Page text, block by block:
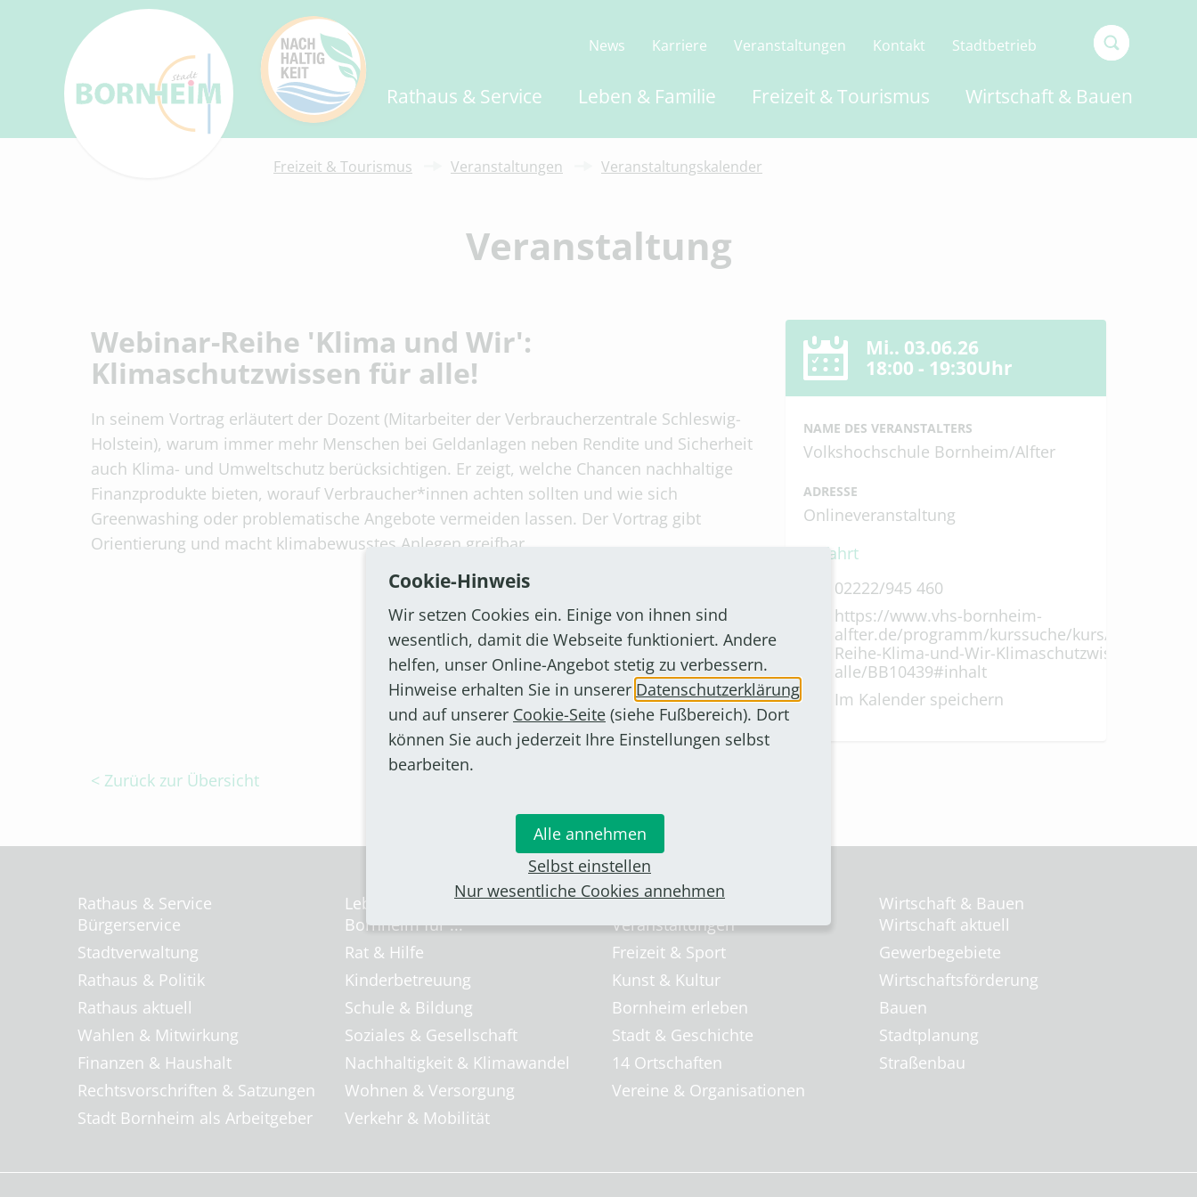
Rathaus & Service Leben & Familie Freizeit & Tourismus Wirtschaft & Bauen
News Karriere Veranstaltungen Kontakt
Stadtbetrieb
more
for
Freizeit & Tourismus Veranstaltungen Veranstaltungskalender
Veranstaltung
Webinar-Reihe 'Klima und Wir':
Klimaschutzwissen für alle!
In seinem Vortrag erläutert der Dozent (Mitarbeiter der Verbraucherzentrale Schleswig-
Holstein), warum immer mehr Menschen bei Geldanlagen neben Rendite und Sicherheit
auch Klima- und Umweltschutz berücksichtigen. Er zeigt, welche Chancen nachhaltige
Finanzprodukte bieten, worauf Verbraucher*innen achten sollten und wie sich
Greenwashing oder problematische Angebote vermeiden lassen. Der Vortrag gibt
Orientierung und macht klimabewusstes Anlegen greifbar.
Mi.. 03.06.26
18:00 - 19:30Uhr
NAME DES VERANSTALTERS
Volkshochschule Bornheim/Alfter
ADRESSE
Onlineveranstaltung
Anfahrt
02222/945 460
https://www.vhs-bornheim-
alfter.de/programm/kurssuche/kurs/Webinar-
Reihe-Klima-und-Wir-Klimaschutzwissen-fuer-
alle/BB10439#inhalt
Im Kalender speichern
< Zurück zur Übersicht
Rathaus & Service
Bürgerservice
Stadtverwaltung
Rathaus & Politik
Rathaus aktuell
Wahlen & Mitwirkung
Finanzen & Haushalt
Rechtsvorschriften & Satzungen
Stadt Bornheim als Arbeitgeber
Leben & Familie
Bornheim für ...
Rat & Hilfe
Kinderbetreuung
Schule & Bildung
Soziales & Gesellschaft
Nachhaltigkeit & Klimawandel
Wohnen & Versorgung
Verkehr & Mobilität
Freizeit & Tourismus
Veranstaltungen
Freizeit & Sport
Kunst & Kultur
Bornheim erleben
Stadt & Geschichte
14 Ortschaften
Vereine & Organisationen
Wirtschaft & Bauen
Wirtschaft aktuell
Gewerbegebiete
Wirtschaftsförderung
Bauen
Stadtplanung
Straßenbau
Cookie-Hinweis
Wir setzen Cookies ein. Einige von ihnen sind
wesentlich, damit die Webseite funktioniert. Andere
helfen, unser Online-Angebot stetig zu verbessern.
Hinweise erhalten Sie in unserer Datenschutzerklärung
und auf unserer Cookie-Seite (siehe Fußbereich). Dort
können Sie auch jederzeit Ihre Einstellungen selbst
bearbeiten.
Alle annehmen
Selbst einstellen
Nur wesentliche Cookies annehmen